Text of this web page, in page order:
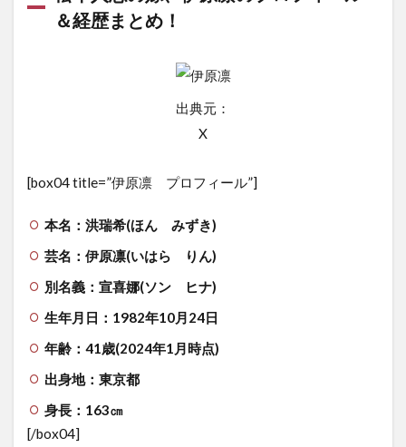
＆経歴まとめ！
出典元：
X
[box04 title=”伊原凛 プロフィール”]
本名：洪瑞希(ほん みずき)
芸名：伊原凛(いはら りん)
別名義：宣喜娜(ソン ヒナ)
生年月日：1982年10月24日
年齢：41歳(2024年1月時点)
出身地：東京都
身長：163㎝
[/box04]